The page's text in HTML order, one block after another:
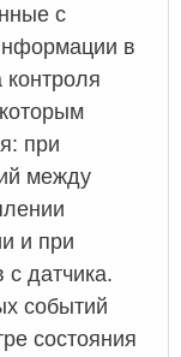
с
в
контроля
при
между
и при
с датчика.
событий
состояния